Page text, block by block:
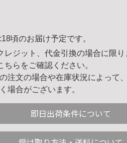
頃のお届け予定です。
レジット、代金引換の場合に限
ちら をご確認ください。
注文の場合や在庫状況によって
場合がございます。
即日出荷条件について